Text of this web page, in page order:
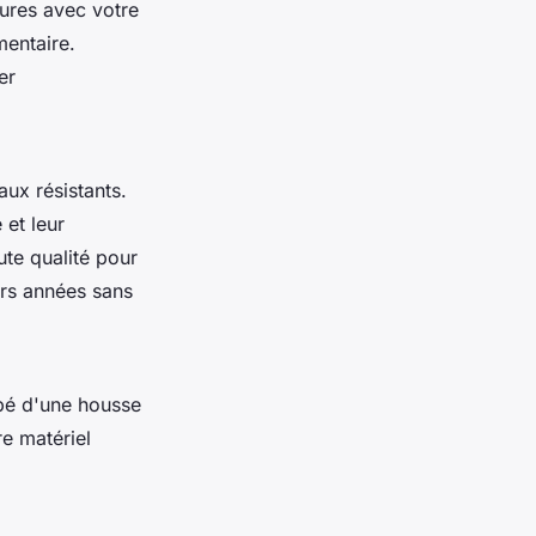
avec votre
résistants.
et leur
qualité pour
années sans
d'une housse
matériel